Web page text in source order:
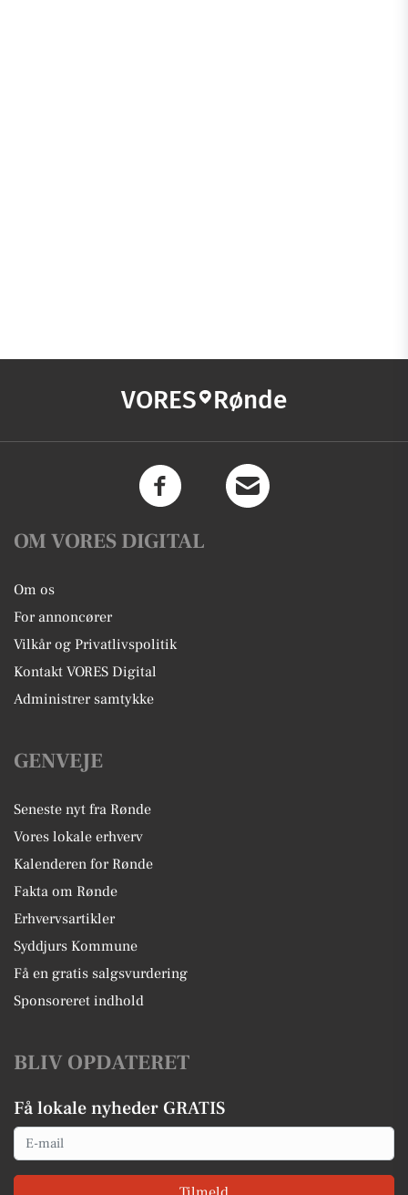
VORES Rønde
OM VORES DIGITAL
Om os
For annoncører
Vilkår og Privatlivspolitik
Kontakt VORES Digital
Administrer samtykke
GENVEJE
Seneste nyt fra Rønde
Vores lokale erhverv
Kalenderen for Rønde
Fakta om Rønde
Erhvervsartikler
Syddjurs Kommune
Få en gratis salgsvurdering
Sponsoreret indhold
BLIV OPDATERET
Få lokale nyheder GRATIS
Email